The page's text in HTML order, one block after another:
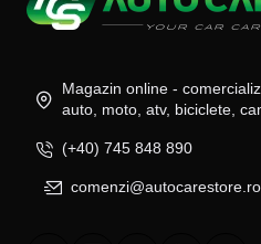
Magazin online -
auto, moto, atv, biciclete,
(+40) 745 848 890
comenzi@autocarestore.ro